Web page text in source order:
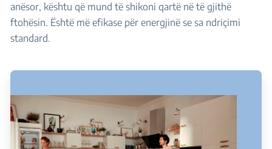
anësor, kështu që mund të shikoni qartë në të gjithë
ftohësin. Është më efikase për energjinë se sa ndriçimi
standard.